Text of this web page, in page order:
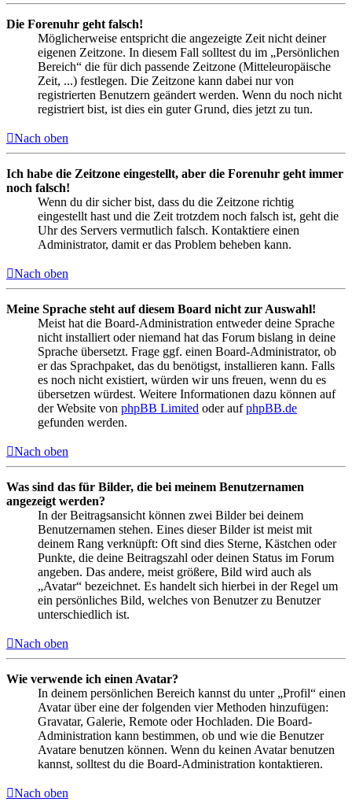
Die Forenuhr geht falsch!
Möglicherweise entspricht die angezeigte Zeit nicht deiner
eigenen Zeitzone. In diesem Fall solltest du im „Persönlichen
Bereich“ die für dich passende Zeitzone (Mitteleuropäische
Zeit, ...) festlegen. Die Zeitzone kann dabei nur von
registrierten Benutzern geändert werden. Wenn du noch nicht
registriert bist, ist dies ein guter Grund, dies jetzt zu tun.
Nach oben
Ich habe die Zeitzone eingestellt, aber die Forenuhr geht immer
noch falsch!
Wenn du dir sicher bist, dass du die Zeitzone richtig
eingestellt hast und die Zeit trotzdem noch falsch ist, geht die
Uhr des Servers vermutlich falsch. Kontaktiere einen
Administrator, damit er das Problem beheben kann.
Nach oben
Meine Sprache steht auf diesem Board nicht zur Auswahl!
Meist hat die Board-Administration entweder deine Sprache
nicht installiert oder niemand hat das Forum bislang in deine
Sprache übersetzt. Frage ggf. einen Board-Administrator, ob
er das Sprachpaket, das du benötigst, installieren kann. Falls
es noch nicht existiert, würden wir uns freuen, wenn du es
übersetzen würdest. Weitere Informationen dazu können auf
der Website von phpBB Limited oder aufphpBB.de
gefunden werden.
Nach oben
Was sind das für Bilder, die bei meinem Benutzernamen
angezeigt werden?
In der Beitragsansicht können zwei Bilder bei deinem
Benutzernamen stehen. Eines dieser Bilder ist meist mit
deinem Rang verknüpft: Oft sind dies Sterne, Kästchen oder
Punkte, die deine Beitragszahl oder deinen Status im Forum
angeben. Das andere, meist größere, Bild wird auch als
„Avatar“ bezeichnet. Es handelt sich hierbei in der Regel um
ein persönliches Bild, welches von Benutzer zu Benutzer
unterschiedlich ist.
Nach oben
Wie verwende ich einen Avatar?
In deinem persönlichen Bereich kannst du unter „Profil“ einen
Avatar über eine der folgenden vier Methoden hinzufügen:
Gravatar, Galerie, Remote oder Hochladen. Die Board-
Administration kann bestimmen, ob und wie die Benutzer
Avatare benutzen können. Wenn du keinen Avatar benutzen
kannst, solltest du die Board-Administration kontaktieren.
Nach oben